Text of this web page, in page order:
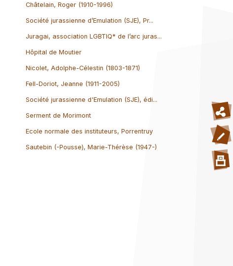
Châtelain, Roger (1910-1996)
Société jurassienne d’Emulation (SJE), Pr...
Juragai, association LGBTIQ* de l’arc juras...
Hôpital de Moutier
Nicolet, Adolphe-Célestin (1803-1871)
Fell-Doriot, Jeanne (1911-2005)
Société jurassienne d'Emulation (SJE), édi...
Serment de Morimont
Ecole normale des instituteurs, Porrentruy
Sautebin (-Pousse), Marie-Thérèse (1947-)